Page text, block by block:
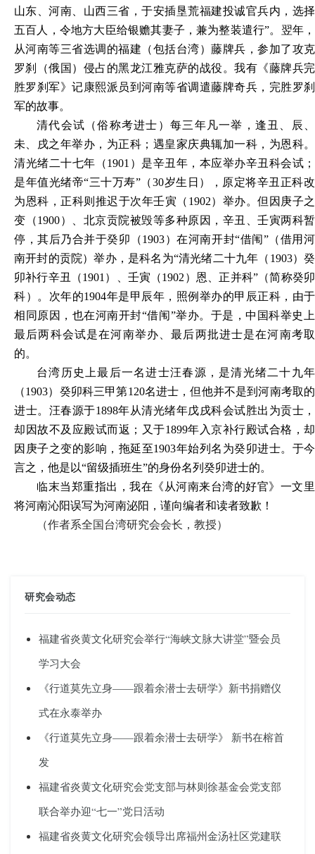
山东、河南、山西三省，于安插垦荒福建投诚官兵内，选择
五百人，令地方大臣给银赡其妻子，兼为整装遣行”。翌年，
从河南等三省选调的福建（包括台湾）藤牌兵，参加了攻克
罗刹（俄国）侵占的黑龙江雅克萨的战役。我有《藤牌兵完
胜罗刹军》记康熙派员到河南等省调遣藤牌奇兵，完胜罗刹
军的故事。
清代会试（俗称考进士）每三年凡一举，逢丑、辰、
未、戌之年举办，为正科；遇皇家庆典辄加一科，为恩科。
清光绪二十七年（1901）是辛丑年，本应举办辛丑科会试；
是年值光绪帝“三十万寿”（30岁生日），原定将辛丑正科改
为恩科，正科则推迟于次年壬寅（1902）举办。但因庚子之
变（1900）、北京贡院被毁等多种原因，辛丑、壬寅两科暂
停，其后乃合并于癸卯（1903）在河南开封“借闱”（借用河
南开封的贡院）举办，是科名为“清光绪二十九年（1903）癸
卯补行辛丑（1901）、壬寅（1902）恩、正并科”（简称癸卯
科）。次年的1904年是甲辰年，照例举办的甲辰正科，由于
相同原因，也在河南开封“借闱”举办。于是，中国科举史上
最后两科会试是在河南举办、最后两批进士是在河南考取
的。
台湾历史上最后一名进士汪春源，是清光绪二十九年
（1903）癸卯科三甲第120名进士，但他并不是到河南考取的
进士。汪春源于1898年从清光绪年戊戌科会试胜出为贡士，
却因故不及应殿试而返；又于1899年入京补行殿试合格，却
因庚子之变的影响，拖延至1903年始列名为癸卯进士。于今
言之，他是以“留级插班生”的身份名列癸卯进士的。
临末当郑重指出，我在《从河南来台湾的好官》一文里
将河南沁阳误写为河南泌阳，谨向编者和读者致歉！
（作者系全国台湾研究会会长 ， 教授）
研究会动态
福建省炎黄文化研究会举行“海峡文脉大讲堂”暨会员
学习大会
《行道莫先立身——跟着余潜士去研学》新书捐赠仪
式在永泰举办
《行道莫先立身——跟着余潜士去研学》 新书在榕首
发
福建省炎黄文化研究会党支部与林则徐基金会党支部
联合举办迎“七一”党日活动
福建省炎黄文化研究会领导出席福州金汤社区党建联